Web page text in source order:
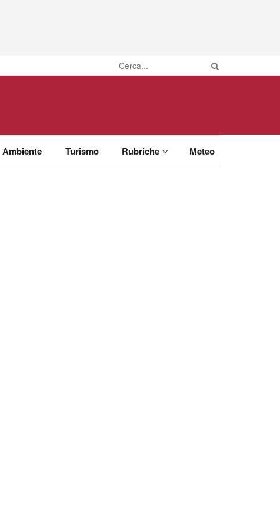
Ambiente Turismo Rubriche Meteo